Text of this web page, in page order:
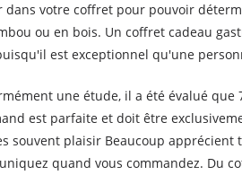
dans votre coffret pour pouvoir
ou en bois. Un coffret cadeau
est exceptionnel qu'une
une étude, il a été évalué
est parfaite et doit être
souvent plaisir Beaucoup apprécient
quand vous commandez. Du